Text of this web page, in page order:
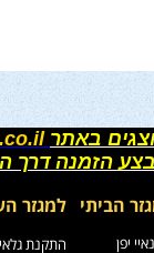
באתר
הזמנה
הביתי למגזר
יפן התקנת